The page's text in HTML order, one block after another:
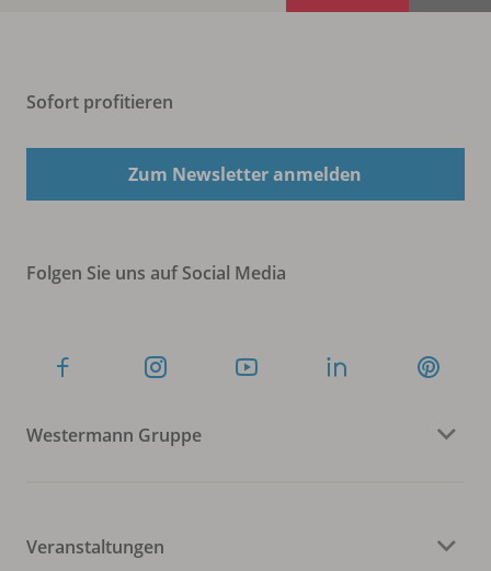
Sofort profitieren
Zum Newsletter anmelden
Folgen Sie uns auf Social Media
Westermann Gruppe
Veranstaltungen